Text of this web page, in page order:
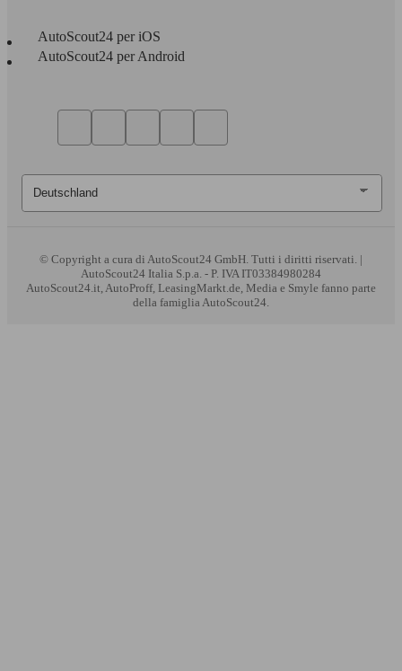
AutoScout24 per iOS
AutoScout24 per Android
© Copyright a cura di AutoScout24 GmbH. Tutti i diritti riservati. |
AutoScout24 Italia S.p.a. - P. IVA IT03384980284
AutoScout24.it, AutoProff, LeasingMarkt.de, Media e Smyle fanno parte
della famiglia AutoScout24.